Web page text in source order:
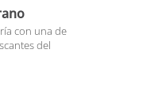
con una de
del